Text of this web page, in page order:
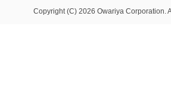
Copyright (C) 2026 Owariya Corporation.